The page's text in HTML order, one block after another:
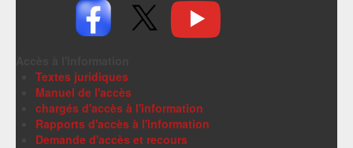
Textes juridiques
Manuel de l'accès
chargés d'accès à l'information
Rapports d'accès à l'information
Demande d'accès et recours